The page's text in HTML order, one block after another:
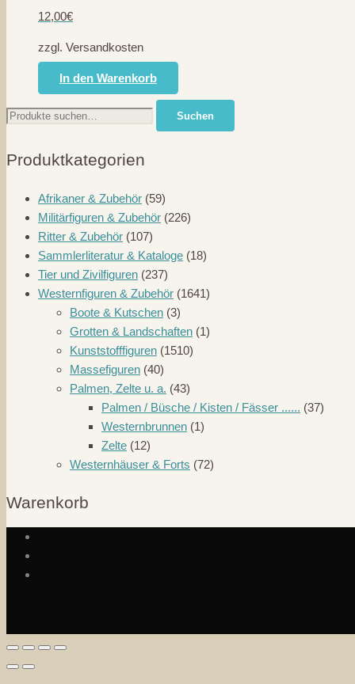
12,00€
zzgl. Versandkosten
In den Warenkorb
Suche
nach:
Suchen
Produktkategorien
Afrikaner & Zubehör (59)
Militärfiguren & Zubehör (226)
Ritter & Zubehör (107)
Sammlerliteratur & Kataloge (18)
Tier und Zivilfiguren (237)
Westernfiguren & Zubehör (1641)
Boote & Kutschen (3)
Grotten & Landschaften (1)
Kunststofffiguren (1510)
Massefiguren (40)
Palmen, Zelte u. a. (43)
Palmen / Büsche / Kisten / Fässer ...... (37)
Westernbrunnen (1)
Zelte (12)
Westernhäuser & Forts (72)
Warenkorb